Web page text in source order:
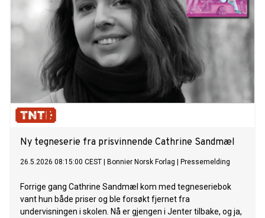
Ny tegneserie fra prisvinnende Cathrine Sandmæl
26.5.2026 08:15:00 CEST Bonnier Norsk Forlag Pressemelding
Forrige gang Cathrine Sandmæl kom med tegneseriebok
vant hun både priser og ble forsøkt fjernet fra
undervisningen i skolen. Nå er gjengen i Jenter tilbake, og ja,